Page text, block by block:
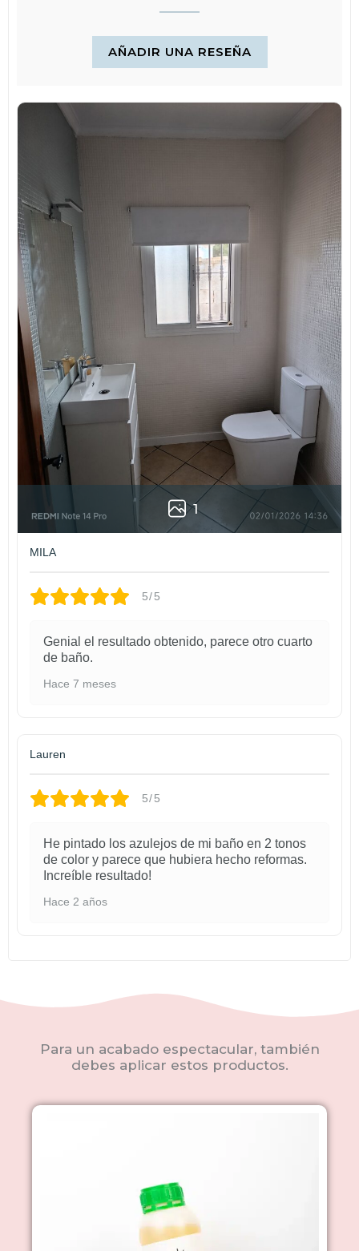
pintura Strong (rodillo azul) Y … ¡Listo!
Limpieza con agua y amoniaco o cualquier desengrasante no muy
cepillos que arañen los
azulejos. Con agua y un trapito con nuestro producto de confianza
será más que suficiente para dejar la superficie perfecta.
La cantidad de manos va a depender del color de nuestros
azulejos y del color que vamos a aplicarle, no es lo mismo pintar
sobre base clara que sobre base oscura, ni es lo mismo pintar de
negro que de blanco.
RECOMENDACIONES
Debemos de esperar 7 días para lavarlo, no debemos de utilizar
productos abrasivos que puedan alterar el acabado. la dureza y
resistencia completa se obtiene al mes
Tienes que tener especial cuidado con las zonas que tienen
residuos de silicona (juntas de bañera, lavabo, perfiles de aluminio
de mamparas…) puesto que, aunque no se aprecia quedan restos y
estos imposibilitan el agarre de la pintura por ello hay que lijar bien
la zona a tratar.
* Evita la humedad los dos primeros días, pero ten mucho cuidado
con los golpes y roces. Una vez pasen esas tres semanas el
esmalte tendrá la dureza necesaria para que no quede ninguna
marca en tu renovado baño o en tu redecorada cocina.
AÑADIR UNA RESEÑA
1
MILA
5/5
Genial el resultado obtenido, parece otro cuarto
de baño.
Hace 7 meses
Lauren
5/5
He pintado los azulejos de mi baño en 2 tonos
de color y parece que hubiera hecho reformas.
Increíble resultado!
Hace 2 años
Para un acabado espectacular, también
debes aplicar estos productos.